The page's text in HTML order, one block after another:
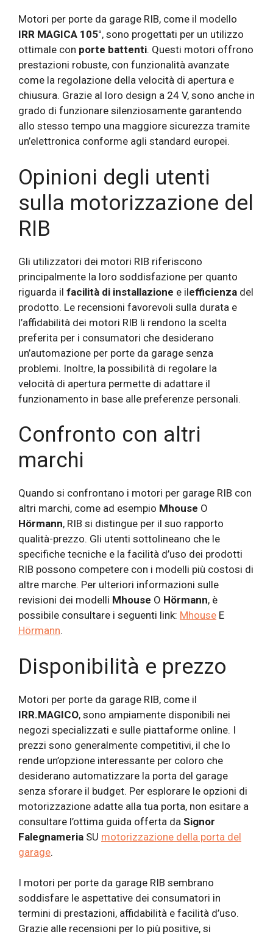
Motori per porte da garage RIB, come il modello
IRR MAGICA 105°, sono progettati per un utilizzo
ottimale con porte battenti. Questi motori offrono
prestazioni robuste, con funzionalità avanzate
come la regolazione della velocità di apertura e
chiusura. Grazie al loro design a 24 V, sono anche in
grado di funzionare silenziosamente garantendo
allo stesso tempo una maggiore sicurezza tramite
un’elettronica conforme agli standard europei.
Opinioni degli utenti
sulla motorizzazione del
RIB
Gli utilizzatori dei motori RIB riferiscono
principalmente la loro soddisfazione per quanto
riguarda il facilità di installazione e ilefficienza del
prodotto. Le recensioni favorevoli sulla durata e
l’affidabilità dei motori RIB li rendono la scelta
preferita per i consumatori che desiderano
un’automazione per porte da garage senza
problemi. Inoltre, la possibilità di regolare la
velocità di apertura permette di adattare il
funzionamento in base alle preferenze personali.
Confronto con altri
marchi
Quando si confrontano i motori per garage RIB con
altri marchi, come ad esempio Mhouse O
Hörmann, RIB si distingue per il suo rapporto
qualità-prezzo. Gli utenti sottolineano che le
specifiche tecniche e la facilità d’uso dei prodotti
RIB possono competere con i modelli più costosi di
altre marche. Per ulteriori informazioni sulle
revisioni dei modelli Mhouse O Hörmann, è
possibile consultare i seguenti link: Mhouse E
Hörmann.
Disponibilità e prezzo
Motori per porte da garage RIB, come il
IRR.MAGICO, sono ampiamente disponibili nei
negozi specializzati e sulle piattaforme online. I
prezzi sono generalmente competitivi, il che lo
rende un’opzione interessante per coloro che
desiderano automatizzare la porta del garage
senza sforare il budget. Per esplorare le opzioni di
motorizzazione adatte alla tua porta, non esitare a
consultare l’ottima guida offerta da Signor
Falegnameria SU motorizzazione della porta del
garage.
I motori per porte da garage RIB sembrano
soddisfare le aspettative dei consumatori in
termini di prestazioni, affidabilità e facilità d’uso.
Grazie alle recensioni per lo più positive, si